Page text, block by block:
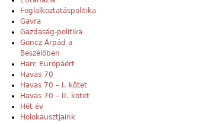
Foglalkoztatáspolitika
Gavra
Gazdaság-politika
Göncz Árpád a
Beszélőben
Harc Európáért
Havas 70
Havas 70 – I. kötet
Havas 70 – II. kötet
Hét év
Holokausztjaink